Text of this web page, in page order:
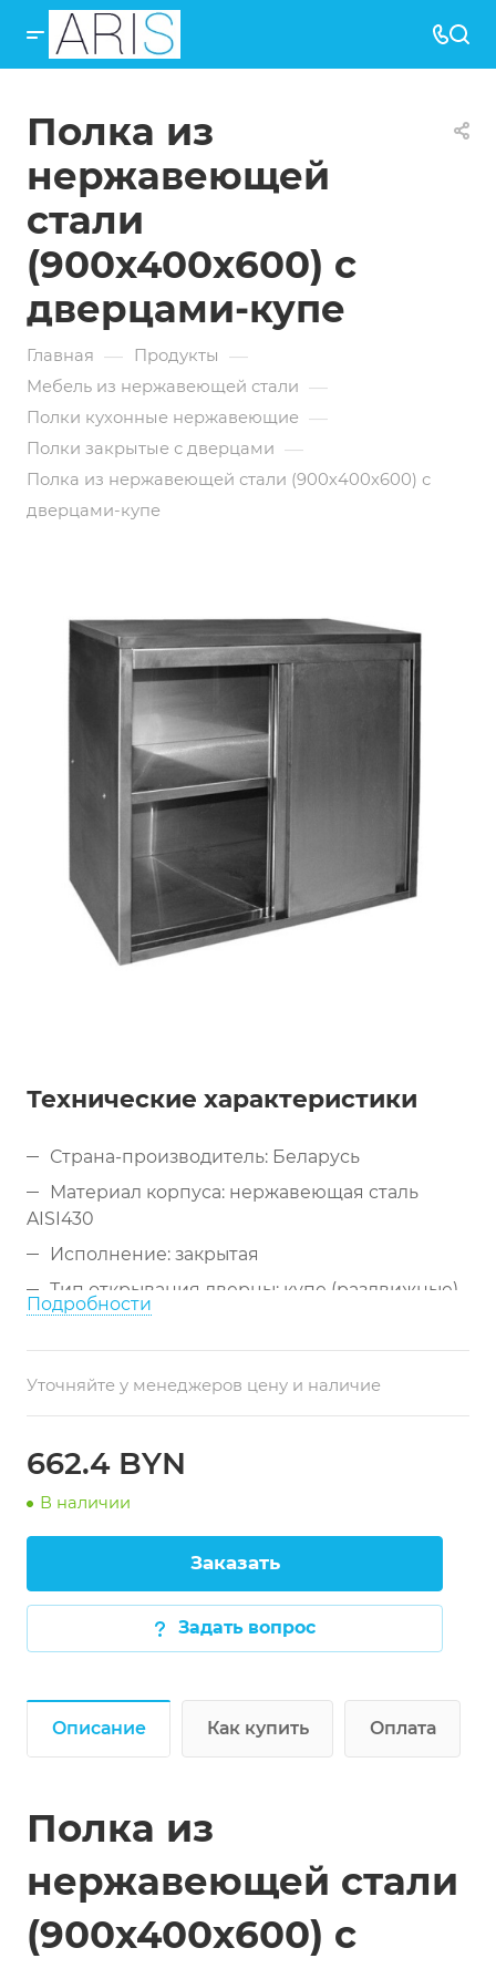
Полка из
нержавеющей
стали
(900х400х600) с
дверцами-купе
Главная — Продукты —
Мебель из нержавеющей стали —
Полки кухонные нержавеющие —
Полки закрытые с дверцами —
Полка из нержавеющей стали (900х400х600) с
дверцами-купе
Технические характеристики
Страна-производитель: Беларусь
Материал корпуса: нержавеющая сталь
AISI430
Исполнение: закрытая
Тип открывания дверцы: купе (раздвижные)
мм, 900х400х600 мм, 1200х400х600 мм
Возможно изготовление по
индивидуальным размерам
перфорированными боковыми стенками
Подробности
Уточняйте у менеджеров цену и наличие
662.4 BYN
В наличии
Заказать
Задать вопрос
Описание Как купить Оплата
Полка из
нержавеющей стали
(900х400х600) с